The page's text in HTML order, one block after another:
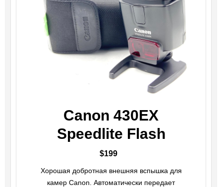
Canon 430EX
Speedlite Flash
$199
Хорошая добротная внешняя вспышка для
камер Canon. Автоматически передает